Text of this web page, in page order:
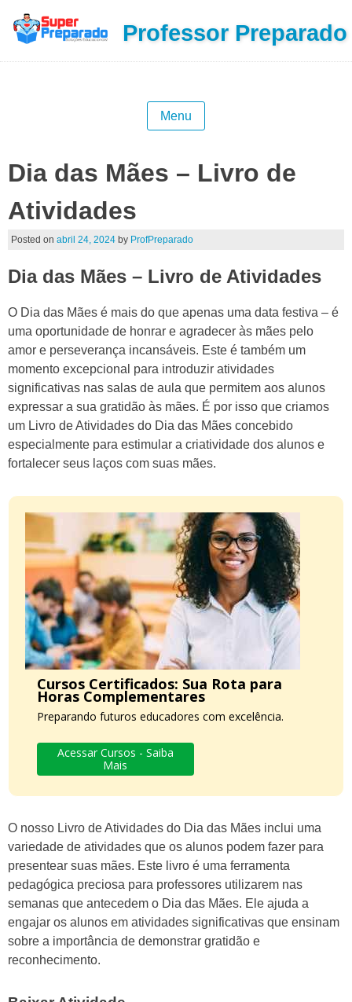
Professor Preparado
Menu
Dia das Mães – Livro de
Atividades
Posted on abril 24, 2024by ProfPreparado
Dia das Mães – Livro de Atividades
O Dia das Mães é mais do que apenas uma data festiva – é
uma oportunidade de honrar e agradecer às mães pelo
amor e perseverança incansáveis. Este é também um
momento excepcional para introduzir atividades
significativas nas salas de aula que permitem aos alunos
expressar a sua gratidão às mães. É por isso que criamos
um Livro de Atividades do Dia das Mães concebido
especialmente para estimular a criatividade dos alunos e
fortalecer seus laços com suas mães.
Cursos Certificados: Sua Rota para
Horas Complementares
Preparando futuros educadores com excelência.
Acessar Cursos - Saiba
Mais
O nosso Livro de Atividades do Dia das Mães inclui uma
variedade de atividades que os alunos podem fazer para
presentear suas mães. Este livro é uma ferramenta
pedagógica preciosa para professores utilizarem nas
semanas que antecedem o Dia das Mães. Ele ajuda a
engajar os alunos em atividades significativas que ensinam
sobre a importância de demonstrar gratidão e
reconhecimento.